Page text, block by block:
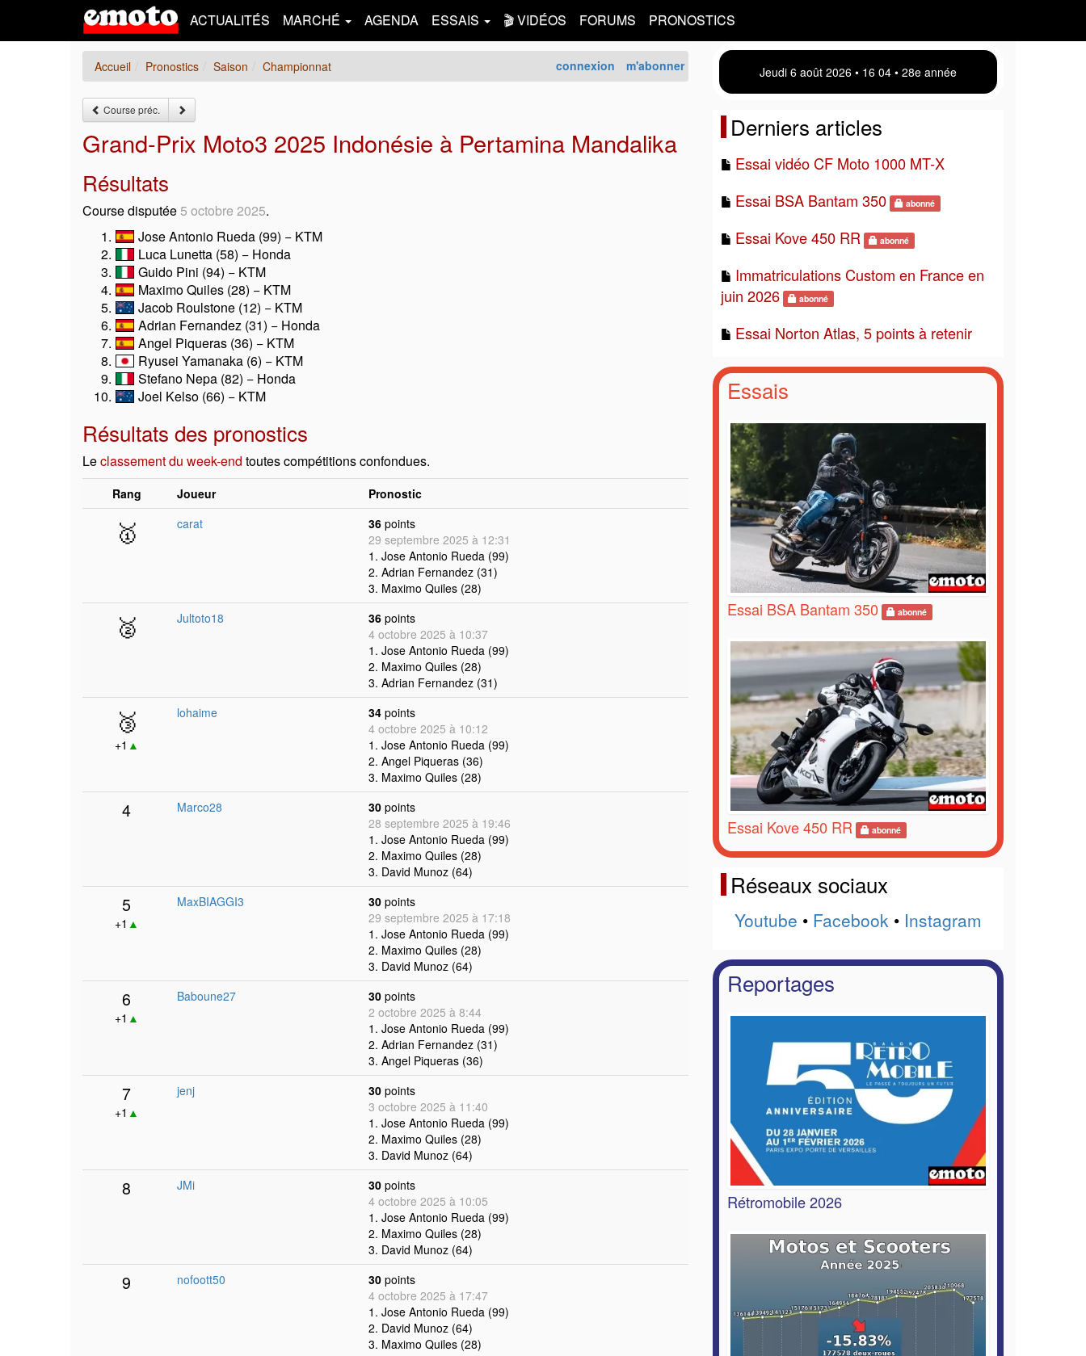
ACTUALITÉS MARCHÉ AGENDA ESSAIS 🎬 VIDÉOS FORUMS PRONOSTICS
connexion m'abonner
Accueil Pronostics Saison Championnat
Course préc.
Grand-Prix Moto3 2025 Indonésie à Pertamina Mandalika
Résultats
Course disputée5 octobre 2025.
Jose Antonio Rueda (99) − KTM
Luca Lunetta (58) − Honda
Guido Pini (94) − KTM
Maximo Quiles (28) − KTM
Jacob Roulstone (12) − KTM
Adrian Fernandez (31) − Honda
Angel Piqueras (36) − KTM
Ryusei Yamanaka (6) − KTM
Stefano Nepa (82) − Honda
Joel Kelso (66) − KTM
Résultats des pronostics
Leclassement du week-end toutes compétitions confondues.
Rang Joueur Pronostic
🥇 carat 36 points
29 septembre 2025 à 12:31
1. Jose Antonio Rueda (99)
2. Adrian Fernandez (31)
3. Maximo Quiles (28)
🥈 Jultoto18 36 points
4 octobre 2025 à 10:37
1. Jose Antonio Rueda (99)
2. Maximo Quiles (28)
3. Adrian Fernandez (31)
🥉
+1 ▲
lohaime 34 points
4 octobre 2025 à 10:12
1. Jose Antonio Rueda (99)
2. Angel Piqueras (36)
3. Maximo Quiles (28)
4 Marco28 30 points
28 septembre 2025 à 19:46
1. Jose Antonio Rueda (99)
2. Maximo Quiles (28)
3. David Munoz (64)
5
+1 ▲
MaxBIAGGI3 30 points
29 septembre 2025 à 17:18
1. Jose Antonio Rueda (99)
2. Maximo Quiles (28)
3. David Munoz (64)
6
+1 ▲
Baboune27 30 points
2 octobre 2025 à 8:44
1. Jose Antonio Rueda (99)
2. Adrian Fernandez (31)
3. Angel Piqueras (36)
7
+1 ▲
jenj 30 points
3 octobre 2025 à 11:40
1. Jose Antonio Rueda (99)
2. Maximo Quiles (28)
3. David Munoz (64)
8 JMi 30 points
4 octobre 2025 à 10:05
1. Jose Antonio Rueda (99)
2. Maximo Quiles (28)
3. David Munoz (64)
9 nofoott50 30 points
4 octobre 2025 à 17:47
1. Jose Antonio Rueda (99)
2. David Munoz (64)
3. Maximo Quiles (28)
Jeudi 6 août 2026 • 16:04 • 28e année
Derniers articles
Essai vidéo CF Moto 1000 MT-X
Essai BSA Bantam 350
abonné
Essai Kove 450 RR abonné
Immatriculations Custom en France en
juin 2026
abonné
Essai Norton Atlas, 5 points à retenir
Essais
Essai BSA Bantam 350 abonné
Essai Kove 450 RR abonné
Réseaux sociaux
Youtube • Facebook • Instagram
Reportages
Rétromobile 2026